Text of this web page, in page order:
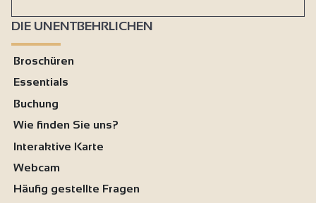
DIE UNENTBEHRLICHEN
Broschüren
Essentials
Buchung
Wie finden Sie uns?
Interaktive Karte
Webcam
Häufig gestellte Fragen